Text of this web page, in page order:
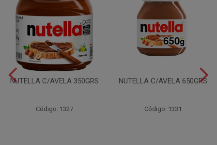
NUTELLA C/AVELA 350GRS
Código: 1327
NUTELLA C/AVELA 650GRS
Código: 1331